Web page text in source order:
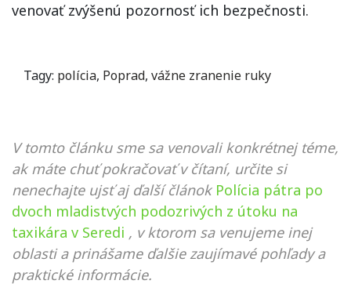
venovať zvýšenú pozornosť ich bezpečnosti.
Tagy: polícia, Poprad, vážne zranenie ruky
V tomto článku sme sa venovali konkrétnej téme,
ak máte chuť pokračovať v čítaní, určite si
nenechajte ujsť aj ďalší článok Polícia pátra po
dvoch mladistvých podozrivých z útoku na
taxikára v Seredi , v ktorom sa venujeme inej
oblasti a prinášame ďalšie zaujímavé pohľady a
praktické informácie.